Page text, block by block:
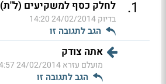
1
. לחלק כסף למשקיעים (ל"ת)
בדיוק24/02/2014 14:20
הגב לתגובה זו
אתה צודק
מועלם עזרא24/02/2014 14:57
הגב לתגובה זו